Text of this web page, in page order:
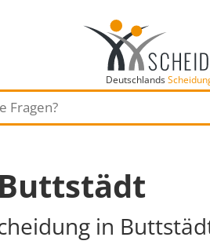
Deutschlands
in